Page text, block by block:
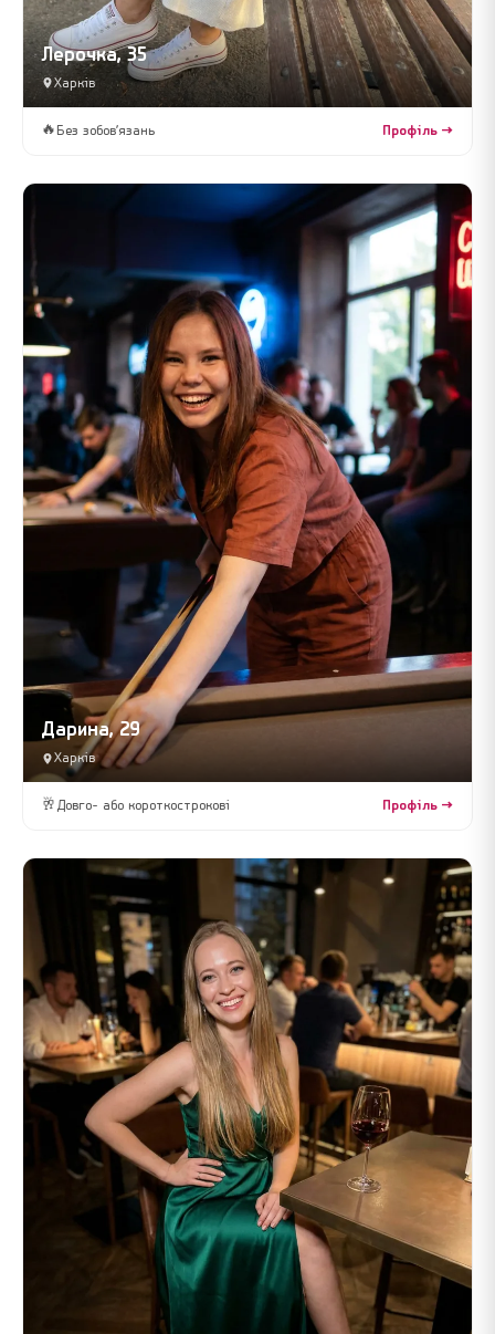
Лерочка, 35
Харків
🔥 Без зобов’язань Профіль →
Дарина, 29
Харків
🥂 Довго- або короткострокові Профіль →